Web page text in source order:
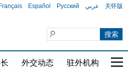
Français Español Русский عربي 关怀版
外交动态 驻外机构 国